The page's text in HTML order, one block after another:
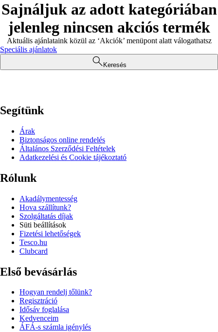
Sajnáljuk az adott kategóriában
jelenleg nincsen akciós termék
Aktuális ajánlataink közül az ‘Akciók’ menüpont alatt válogathatsz
Speciális ajánlatok
Keresés
Segítünk
Árak
Biztonságos online rendelés
Általános Szerződési Feltételek
Adatkezelési és Cookie tájékoztató
Rólunk
Akadálymentesség
Hova szállítunk?
Szolgáltatás díjak
Süti beállítások
Fizetési lehetőségek
Tesco.hu
Clubcard
Első bevásárlás
Hogyan rendelj tőlünk?
Regisztráció
Idősáv foglalása
Kedvenceim
ÁFÁ-s számla igénylés